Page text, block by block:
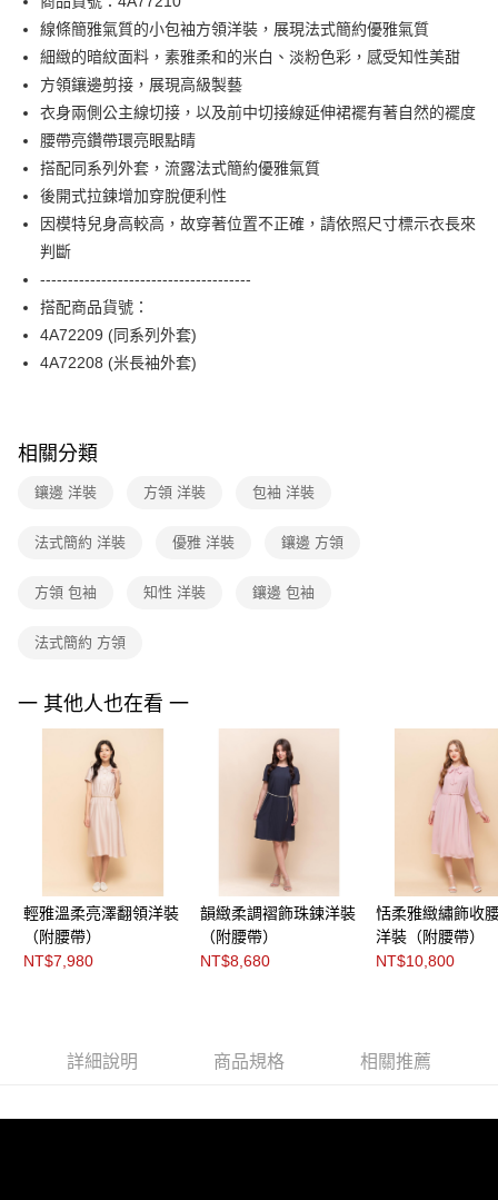
華南商業銀行
上海商業儲蓄銀行
台北富邦商業銀行
國泰世華商業銀行
兆豐國際商業銀行
臺灣中小企業銀行
匯豐（台灣）商業銀行
華泰商業銀行
聯邦商業銀行
遠東國際商業銀行
元大商業銀行
玉山商業銀行
星展（台灣）商業銀行
台新國際商業銀行
台灣樂天信用卡公司
LINE Pay
Apple Pay
街口支付
【關於「AFTEE先享後付」】
AFTEE先享後付是「在收到商品之後才付款」的支付方式。 讓您購物簡單
便利好安心！
３．安心：先確認商品／服務後，再付款。
【「AFTEE先享後付」結帳流程】
１．於結帳方式選擇「AFTEE先享後付」後，將跳轉至「AFTEE先享後付」
ATM／網路銀行／等多元方式進行付款，方視為交易完成。
購買商品的店家。未經商家同意取消之訂單仍視為有效，需透過AFTEE先享
是否繳費成功／繳費後需取消欲退款等相關疑問，請聯繫「AFTEE先享後付
易，需依本服務之必要範圍內提供個人資料，並將交易相關給付款項請求債
https://aftee.tw/terms/#terms3
３．未成年的使用者請事先徵得法定代理人或監護人之同意方可使用
「AFTEE先享後付」，若未經同意申辦者引起之損失，本公司不負相關責
４．使用「AFTEE先享後付」時，將依據個別帳號之用戶狀況，依本公司即
時審查核予不同之上限額度；若仍有額度不足之情形，本公司將視審查結果
請求用戶進行身份認證。
５．嚴禁一人註冊多個帳號或使用他人資訊註冊。若發現惡意使用之情形，
恩沛科技股份有限公司將有權停止該用戶之使用額度並採取法律行動。
ATM付款
運送方式
全家取貨付款
每筆NT$90，滿NT$3,600(含以上)免運費
7-11取貨付款
每筆NT$90，滿NT$3,600(含以上)免運費
黑貓宅配
每筆NT$200，滿NT$8,000(含以上)免運費
付款後門市自取
線條簡雅氣質的小包袖方領洋裝，展現法式簡約優雅氣質
細緻的暗紋面料，素雅柔和的米白、淡粉色彩，感受知性美甜
方領鑲邊剪接，展現高級製藝
衣身兩側公主線切接，以及前中切接線延伸裙襬有著自然的襬度
腰帶亮鑽帶環亮眼點睛
搭配同系列外套，流露法式簡約優雅氣質
後開式拉鍊增加穿脫便利性
因模特兒身高較高，故穿著位置不正確，請依照尺寸標示衣長來
判斷
--------------------------------------
搭配商品貨號：
4A72209 (同系列外套)
4A72208 (米長袖外套)
相關分類
鑲邊 洋裝 方領 洋裝 包袖 洋裝
法式簡約 洋裝 優雅 洋裝 鑲邊 方領
方領 包袖 知性 洋裝 鑲邊 包袖
法式簡約 方領
一 其他人也在看 一
輕雅溫柔亮澤翻領洋裝
（附腰帶）
NT$7,980
韻緻柔調褶飾珠鍊洋裝
（附腰帶）
NT$8,680
恬柔雅緻繡飾收
洋裝（附腰帶）
NT$10,800
詳細說明 商品規格 相關推薦